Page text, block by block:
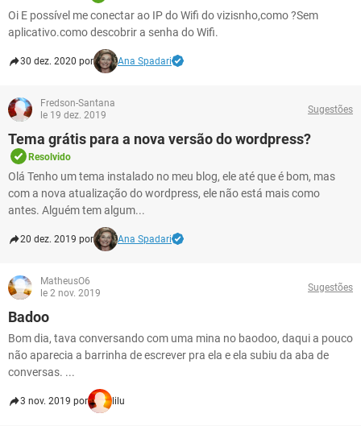
Oi E possível me conectar ao IP do Wifi do vizisnho,como ?Sem
aplicativo.como descobrir a senha do Wifi.
30 dez. 2020 por Ana Spadari
Fredson-Santana
le 19 dez. 2019
Sugestões
Tema grátis para a nova versão do wordpress?
Resolvido
Olá Tenho um tema instalado no meu blog, ele até que é bom, mas
com a nova atualização do wordpress, ele não está mais como
antes. Alguém tem algum...
20 dez. 2019 por Ana Spadari
MatheusO6
le 2 nov. 2019
Sugestões
Badoo
Bom dia, tava conversando com uma mina no baodoo, daqui a pouco
não aparecia a barrinha de escrever pra ela e ela subiu da aba de
conversas. ...
3 nov. 2019 por lilu